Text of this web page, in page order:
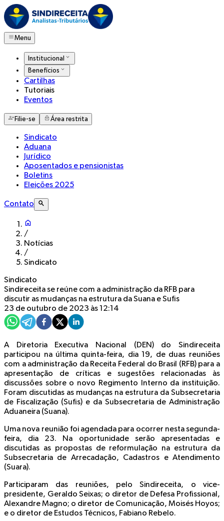
Menu
Institucional
Benefícios
Cartilhas
Tutoriais
Eventos
Filie-se Área restrita
Sindicato
Aduana
Jurídico
Aposentados e pensionistas
Boletins
Eleições 2025
Contato
/
Notícias
/
Sindicato
Sindicato
Sindireceita se reúne com a administração da RFB para
discutir as mudanças na estrutura da Suana e Sufis
23 de outubro de 2023 às 12:14
A Diretoria Executiva Nacional (DEN) do Sindireceita
participou na última quinta-feira, dia 19, de duas reuniões
com a administração da Receita Federal do Brasil (RFB) para a
apresentação de críticas e sugestões relacionadas às
discussões sobre o novo Regimento Interno da instituição.
Foram discutidas as mudanças na estrutura da Subsecretaria
de Fiscalização (Sufis) e da Subsecretaria de Administração
Aduaneira (Suana).
Uma nova reunião foi agendada para ocorrer nesta segunda-
feira, dia 23. Na oportunidade serão apresentadas e
discutidas as propostas de reformulação na estrutura da
Subsecretaria de Arrecadação, Cadastros e Atendimento
(Suara).
Participaram das reuniões, pelo Sindireceita, o vice-
presidente, Geraldo Seixas; o diretor de Defesa Profissional,
Alexandre Magno; o diretor de Comunicação, Moisés Hoyos;
e o diretor de Estudos Técnicos, Fabiano Rebelo.